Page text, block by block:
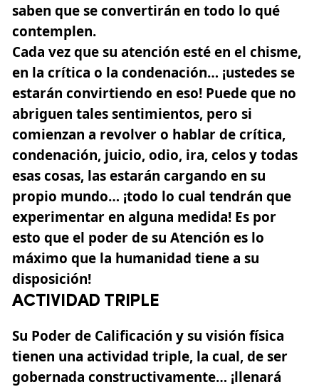
saben que se convertirán en todo lo qué
contemplen.
Cada vez que su atención esté en el chisme,
en la crítica o la condenación… ¡ustedes se
estarán convirtiendo en eso! Puede que no
abriguen tales sentimientos, pero si
comienzan a revolver o hablar de crítica,
condenación, juicio, odio, ira, celos y todas
esas cosas, las estarán cargando en su
propio mundo… ¡todo lo cual tendrán que
experimentar en alguna medida! Es por
esto que el poder de su Atención es lo
máximo que la humanidad tiene a su
disposición!
ACTIVIDAD TRIPLE
Su Poder de Calificación y su visión física
tienen una actividad triple, la cual, de ser
gobernada constructivamente… ¡llenará